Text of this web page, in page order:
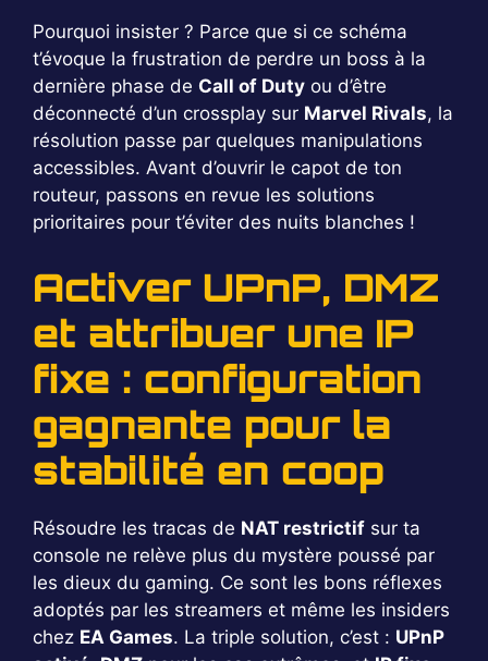
Pourquoi insister ? Parce que si ce schéma
t’évoque la frustration de perdre un boss à la
dernière phase de Call of Duty ou d’être
déconnecté d’un crossplay sur Marvel Rivals, la
résolution passe par quelques manipulations
accessibles. Avant d’ouvrir le capot de ton
routeur, passons en revue les solutions
prioritaires pour t’éviter des nuits blanches !
Activer UPnP, DMZ
et attribuer une IP
fixe : configuration
gagnante pour la
stabilité en coop
Résoudre les tracas de NAT restrictif sur ta
console ne relève plus du mystère poussé par
les dieux du gaming. Ce sont les bons réflexes
adoptés par les streamers et même les insiders
chez EA Games. La triple solution, c’est : UPnP